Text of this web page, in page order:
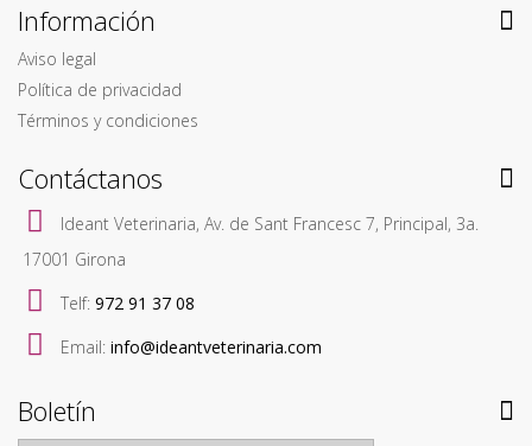
Información
Aviso legal
Política de privacidad
Términos y condiciones
Contáctanos
Ideant Veterinaria, Av. de Sant Francesc 7, Principal, 3a.
17001 Girona
Telf: 972 91 37 08
Email: info@ideantveterinaria.com
Boletín